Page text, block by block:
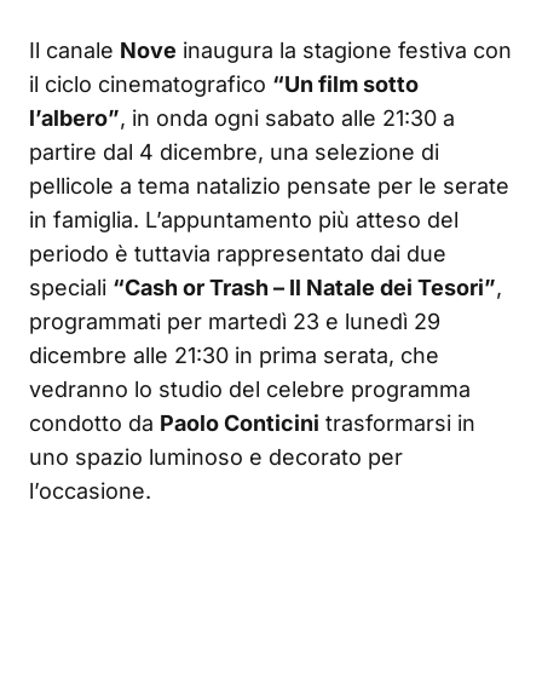
Il canale Nove inaugura la stagione festiva con
il ciclo cinematografico “Un film sotto
l’albero”, in onda ogni sabato alle 21:30 a
partire dal 4 dicembre, una selezione di
pellicole a tema natalizio pensate per le serate
in famiglia. L’appuntamento più atteso del
periodo è tuttavia rappresentato dai due
speciali “Cash or Trash – Il Natale dei Tesori”,
programmati per martedì 23 e lunedì 29
dicembre alle 21:30 in prima serata, che
vedranno lo studio del celebre programma
condotto da Paolo Conticini trasformarsi in
uno spazio luminoso e decorato per
l’occasione.